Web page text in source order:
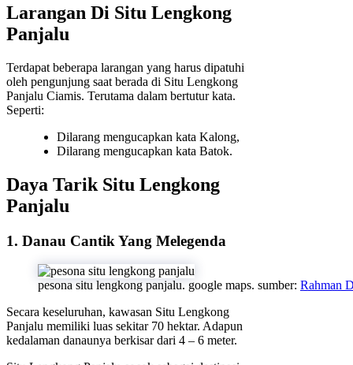
Larangan Di Situ Lengkong
Panjalu
Terdapat beberapa larangan yang harus dipatuhi
oleh pengunjung saat berada di Situ Lengkong
Panjalu Ciamis. Terutama dalam bertutur kata.
Seperti:
Dilarang mengucapkan kata Kalong,
Dilarang mengucapkan kata Batok.
Daya Tarik Situ Lengkong
Panjalu
1. Danau Cantik Yang Melegenda
pesona situ lengkong panjalu. google maps. sumber: Rahman
Secara keseluruhan, kawasan Situ Lengkong
Panjalu memiliki luas sekitar 70 hektar. Adapun
kedalaman danaunya berkisar dari 4 – 6 meter.